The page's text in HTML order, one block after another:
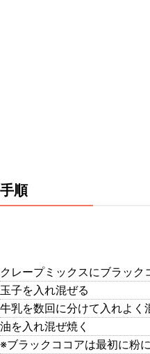
手順
クレープミックスにブラック
玉子を入れ混ぜる
牛乳を数回に分けて入れよく
油を入れ混ぜ焼く
※ブラックココアは最初に粉